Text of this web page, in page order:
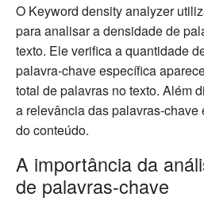
O Keyword density analyzer
para analisar a densidade de
texto. Ele verifica a quantidade
palavra-chave específica
total de palavras no texto. Além
a relevância das palavras-chave
do conteúdo.
A importância da
de palavras-chave